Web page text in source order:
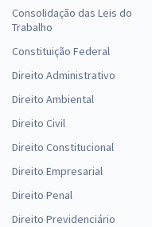
Consolidação das Leis do
Trabalho
Constituição Federal
Direito Administrativo
Direito Ambiental
Direito Civil
Direito Constitucional
Direito Empresarial
Direito Penal
Direito Previdenciário